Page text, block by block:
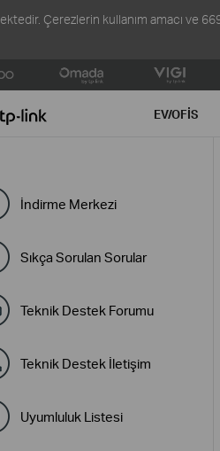
Çerezlerin kullanım amacı ve
Reliably Smart EV/OFIS
İndirme Merkezi
Sıkça Sorulan Sorular
Teknik Destek Forumu
Teknik Destek İletişim
Uyumluluk Listesi